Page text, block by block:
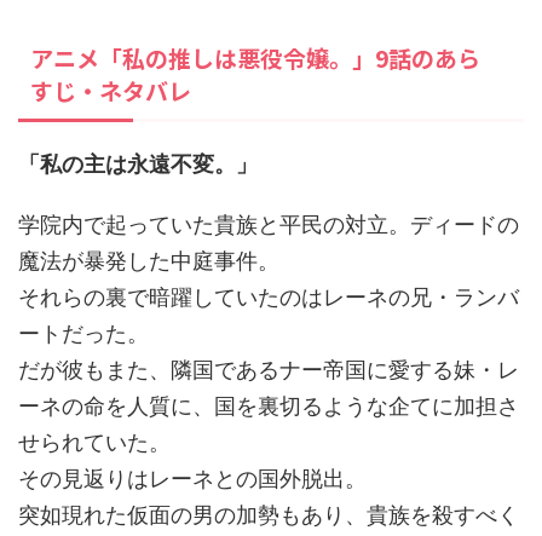
アニメ「私の推しは悪役令嬢。」9話のあら
すじ・ネタバレ
「私の主は永遠不変。」
学院内で起っていた貴族と平民の対立。ディードの
魔法が暴発した中庭事件。
それらの裏で暗躍していたのはレーネの兄・ランバ
ートだった。
だが彼もまた、隣国であるナー帝国に愛する妹・レ
ーネの命を人質に、国を裏切るような企てに加担さ
せられていた。
その見返りはレーネとの国外脱出。
突如現れた仮面の男の加勢もあり、貴族を殺すべく